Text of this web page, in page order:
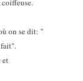
on se dit: "
et